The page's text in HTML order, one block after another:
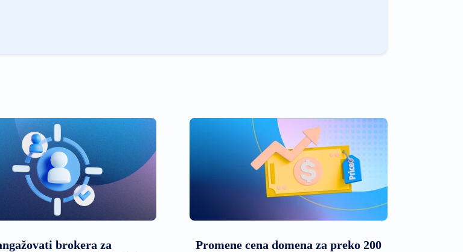
brokera za
Promene cena domena za preko 200